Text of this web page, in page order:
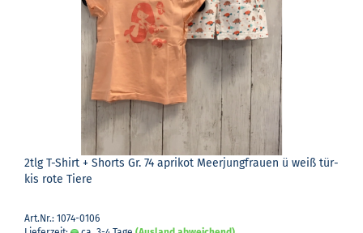
2tlg T-​Shirt + Shorts Gr. 74 apri­kot Meer­jung­frau­en ü weiß tür­
kis rote Tiere
Art.Nr.: 1074-0106